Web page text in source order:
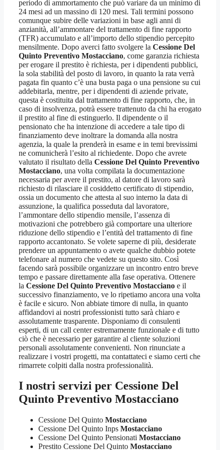
periodo di ammortamento che può variare da un minimo di
24 mesi ad un massino di 120 mesi. Tali termini possono
comunque subire delle variazioni in base agli anni di
anzianità, all’ammontare del trattamento di fine rapporto
(TFR) accumulato e all’importo dello stipendio percepito
mensilmente. Dopo averci fatto svolgere la Cessione Del
Quinto Preventivo Mostacciano, come garanzia richiesta
per erogare il prestito è richiesta, per i dipendenti pubblici,
la sola stabilità del posto di lavoro, in quanto la rata verrà
pagata fin quanto c’è una busta paga o una pensione su cui
addebitarla, mentre, per i dipendenti di aziende private,
questa è costituita dal trattamento di fine rapporto, che, in
caso di insolvenza, potrà essere trattenuto da chi ha erogato
il prestito al fine di estinguerlo. Il dipendente o il
pensionato che ha intenzione di accedere a tale tipo di
finanziamento deve inoltrare la domanda alla nostra
agenzia, la quale la prenderà in esame e in temi brevissimi
ne comunicherà l’esito al richiedente. Dopo che avrete
valutato il risultato della Cessione Del Quinto Preventivo
Mostacciano, una volta compilata la documentazione
necessaria per avere il prestito, al datore di lavoro sarà
richiesto di rilasciare il cosiddetto certificato di stipendio,
ossia un documento che attesta al suo interno la data di
assunzione, la qualifica posseduta dal lavoratore,
l’ammontare dello stipendio mensile, l’assenza di
motivazioni che potrebbero già comportare una ulteriore
riduzione dello stipendio e l’entità del trattamento di fine
rapporto accantonato. Se volete saperne di più, desiderate
prendere un appuntamento o avete qualche dubbio potete
telefonare al numero che vedete su questo sito. Così
facendo sarà possibile organizzare un incontro entro breve
tempo e passare direttamente alla fase operativa. Ottenere
la Cessione Del Quinto Preventivo Mostacciano e il
successivo finanziamento, ve lo ripetiamo ancora una volta
è facile e sicuro. Non abbiate timore di nulla, in quanto
affidandovi ai nostri professionisti tutto sarà chiaro e
assolutamente trasparente. Disponiamo di consulenti
esperti, di un call center estremamente funzionale e di tutto
ciò che è necessario per garantire al cliente soluzioni
personali assolutamente convenienti. Non rinunciate a
realizzare i vostri progetti, ma contattateci e siamo certi che
rimarrete colpiti dalla nostra professionalità.
I nostri servizi per Cessione Del
Quinto Preventivo Mostacciano
Cessione Del Quinto Mostacciano
Cessione Del Quinto Inps Mostacciano
Cessione Del Quinto Pensionati Mostacciano
Prestito Cessione Del Quinto Mostacciano